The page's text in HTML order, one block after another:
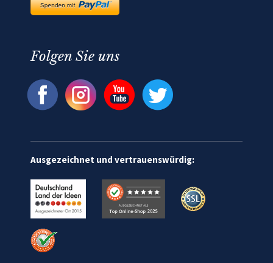
Folgen Sie uns
Ausgezeichnet und vertrauenswürdig: